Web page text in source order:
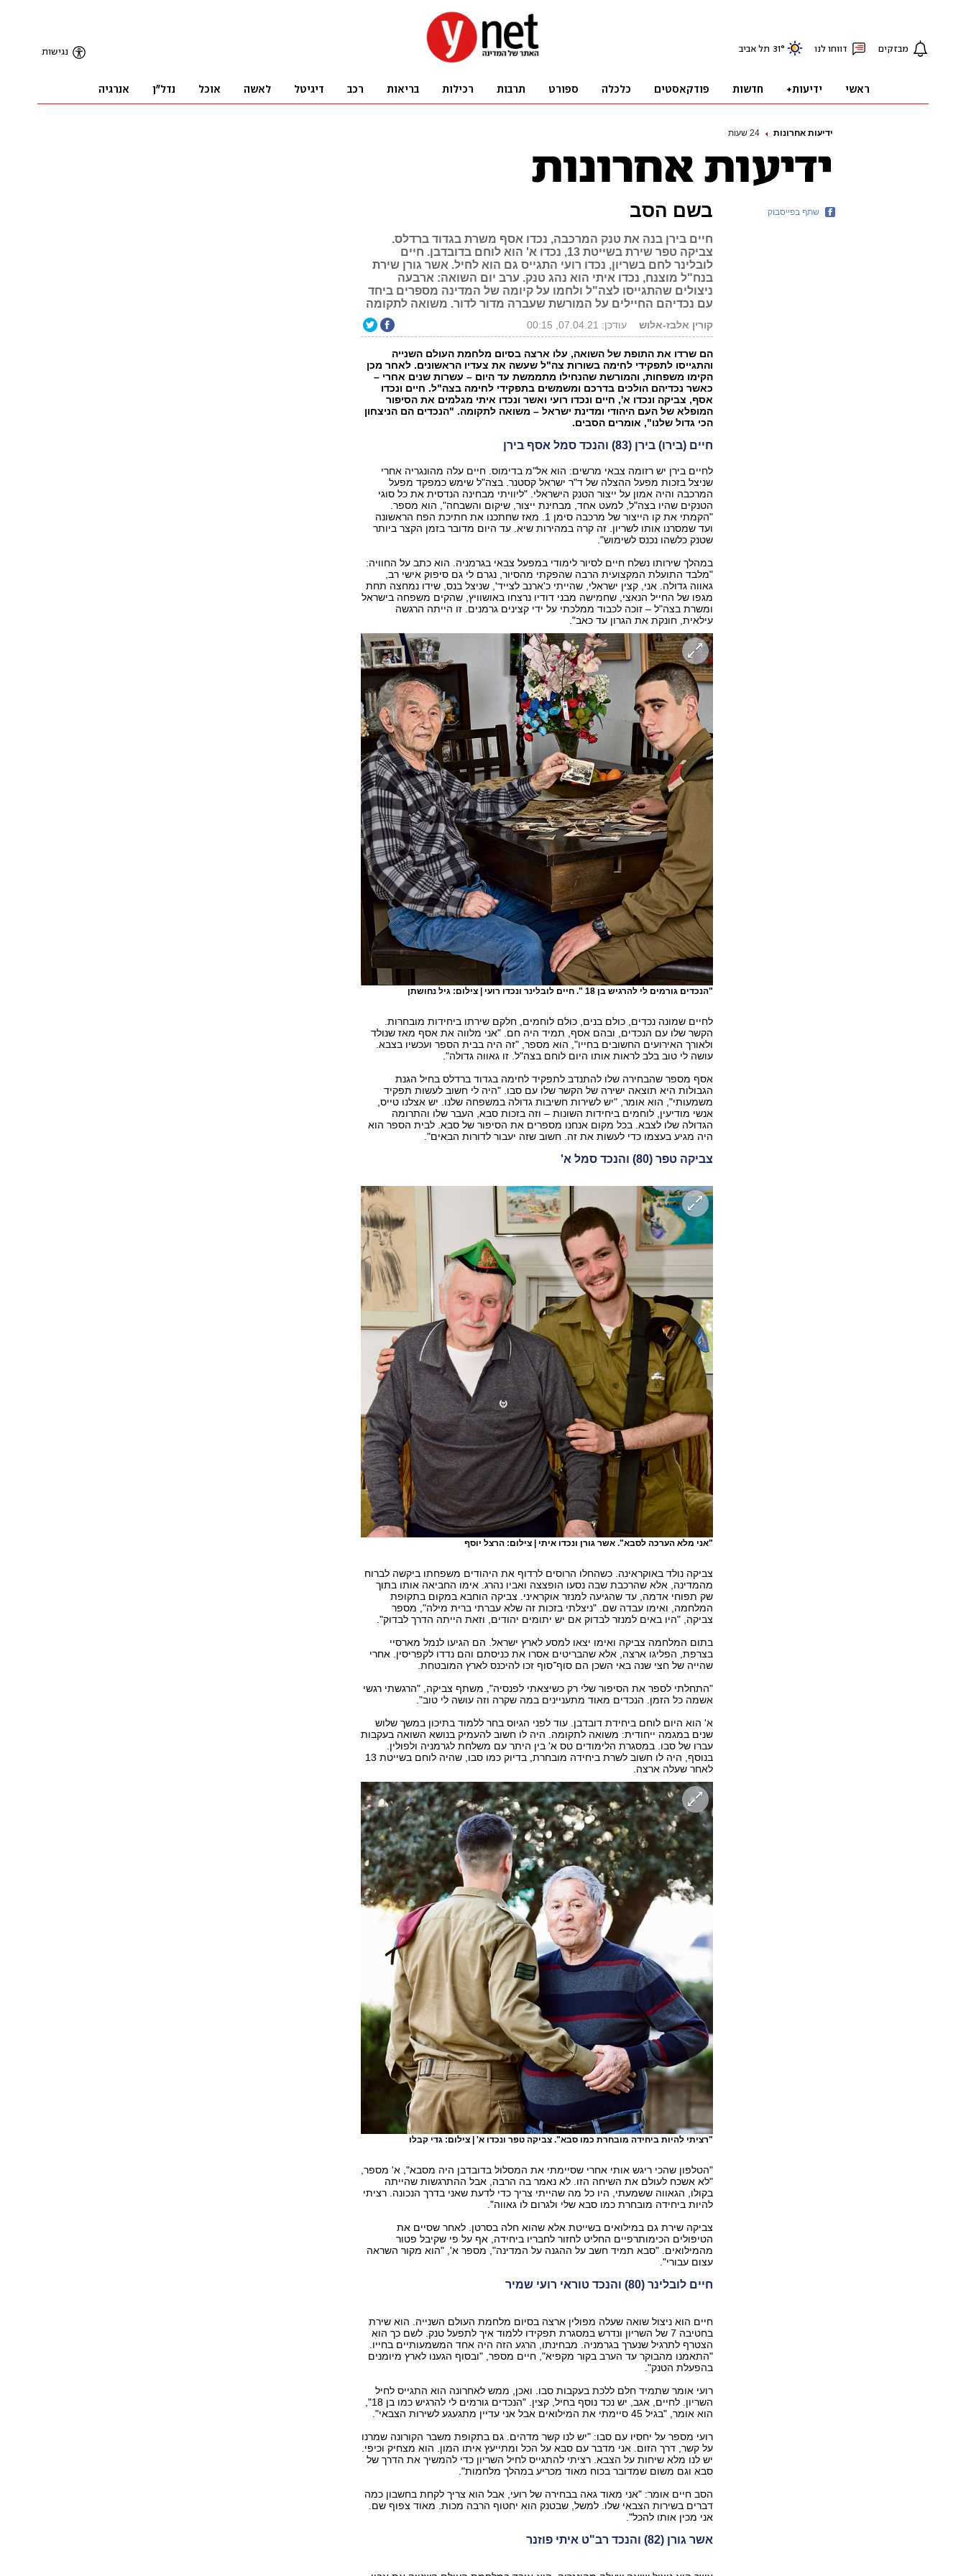
ידיעות אחרונות 24 שעות
בשם הסב
חיים בירן בנה את טנק המרכבה, נכדו אסף משרת בגדוד ברדלס.
צביקה טפר שירת בשייטת 13, נכדו א' הוא לוחם בדובדבן. חיים
לובלינר לחם בשריון, נכדו רועי התגייס גם הוא לחיל. אשר גורן שירת
בנח"ל מוצנח, נכדו איתי הוא נהג טנק. ערב יום השואה: ארבעה
ניצולים שהתגייסו לצה"ל ולחמו על קיומה של המדינה מספרים ביחד
עם נכדיהם החיילים על המורשת שעברה מדור לדור. משואה לתקומה
קורין אלבז-אלוש עודכן: 07.04.21, 00:15
הם שרדו את התופת של השואה, עלו ארצה בסיום מלחמת העולם השנייה
והתגייסו לתפקידי לחימה בשורות צה"ל שעשה את צעדיו הראשונים. לאחר מכן
הקימו משפחות, והמורשת שהנחילו מתממשת עד היום – עשרות שנים אחרי –
כאשר נכדיהם הולכים בדרכם ומשמשים בתפקידי לחימה בצה"ל. חיים ונכדו
אסף, צביקה ונכדו א', חיים ונכדו רועי ואשר ונכדו איתי מגלמים את הסיפור
המופלא של העם היהודי ומדינת ישראל – משואה לתקומה. "הנכדים הם הניצחון
הכי גדול שלנו", אומרים הסבים.
חיים (בירו) בירן (83) והנכד סמל אסף בירן
לחיים בירן יש רזומה צבאי מרשים: הוא אל"מ בדימוס. חיים עלה מהונגריה אחרי
שניצל בזכות מפעל ההצלה של ד"ר ישראל קסטנר. בצה"ל שימש כמפקד מפעל
המרכבה והיה אמון על ייצור הטנק הישראלי. "ליוויתי מבחינה הנדסית את כל סוגי
הטנקים שהיו בצה"ל, למעט אחד, מבחינת ייצור, שיקום והשבחה", הוא מספר.
"הקמתי את קו הייצור של מרכבה סימן 1. מאז שחתכנו את חתיכת הפח הראשונה
ועד שמסרנו אותו לשריון. זה קרה במהירות שיא. עד היום מדובר בזמן הקצר ביותר
שטנק כלשהו נכנס לשימוש".
במהלך שירותו נשלח חיים לסיור לימודי במפעל צבאי בגרמניה. הוא כתב על החוויה:
"מלבד התועלת המקצועית הרבה שהפקתי מהסיור, נגרם לי גם סיפוק אישי רב,
גאווה גדולה. אני, קצין ישראלי, שהייתי כ'ארנב לצייד', שניצל בנס, שידו נמחצה תחת
מגפו של החייל הנאצי, שחמישה מבני דודיו נרצחו באושוויץ, שהקים משפחה בישראל
ומשרת בצה"ל – זוכה לכבוד ממלכתי על ידי קצינים גרמנים. זו הייתה הרגשה
עילאית, חונקת את הגרון עד כאב".
"הנכדים גורמים לי להרגיש בן 18 ". חיים לובלינר ונכדו רועי | צילום: גיל נחושתן
לחיים שמונה נכדים, כולם בנים, כולם לוחמים, חלקם שירתו ביחידות מובחרות.
הקשר שלו עם הנכדים, ובהם אסף, תמיד היה חם. "אני מלווה את אסף מאז שנולד
ולאורך האירועים החשובים בחייו", הוא מספר, "זה היה בבית הספר ועכשיו בצבא.
עושה לי טוב בלב לראות אותו היום לוחם בצה"ל. זו גאווה גדולה".
אסף מספר שהבחירה שלו להתנדב לתפקיד לחימה בגדוד ברדלס בחיל הגנת
הגבולות היא תוצאה ישירה של הקשר שלו עם סבו. "היה לי חשוב לעשות תפקיד
משמעותי", הוא אומר, "יש לשירות חשיבות גדולה במשפחה שלנו. יש אצלנו טייס,
אנשי מודיעין, לוחמים ביחידות השונות – וזה בזכות סבא, העבר שלו והתרומה
הגדולה שלו לצבא. בכל מקום אנחנו מספרים את הסיפור של סבא. לבית הספר הוא
היה מגיע בעצמו כדי לעשות את זה. חשוב שזה יעבור לדורות הבאים".
צביקה טפר (80) והנכד סמל א'
"אני מלא הערכה לסבא". אשר גורן ונכדו איתי | צילום: הרצל יוסף
צביקה נולד באוקראינה. כשהחלו הרוסים לרדוף את היהודים משפחתו ביקשה לברוח
מהמדינה, אלא שהרכבת שבה נסעו הופצצה ואביו נהרג. אימו החביאה אותו בתוך
שק תפוחי אדמה, עד שהגיעה למנזר אוקראיני. צביקה הוחבא במקום בתקופת
המלחמה, ואימו עבדה שם. "ניצלתי בזכות זה שלא עברתי ברית מילה", מספר
צביקה, "היו באים למנזר לבדוק אם יש יתומים יהודים, וזאת הייתה הדרך לבדוק".
בתום המלחמה צביקה ואימו יצאו למסע לארץ ישראל. הם הגיעו לנמל מארסיי
בצרפת, הפליגו ארצה, אלא שהבריטים אסרו את כניסתם והם נדדו לקפריסין. אחרי
שהייה של חצי שנה באי השכן הם סוף־סוף זכו להיכנס לארץ המובטחת.
"התחלתי לספר את הסיפור שלי רק כשיצאתי לפנסיה", משתף צביקה, "הרגשתי רגשי
אשמה כל הזמן. הנכדים מאוד מתעניינים במה שקרה וזה עושה לי טוב".
א' הוא היום לוחם ביחידת דובדבן. עוד לפני הגיוס בחר ללמוד בתיכון במשך שלוש
שנים במגמה ייחודית: משואה לתקומה. היה לו חשוב להעמיק בנושא השואה בעקבות
עברו של סבו. במסגרת הלימודים טס א' בין היתר עם משלחת לגרמניה ולפולין.
בנוסף, היה לו חשוב לשרת ביחידה מובחרת, בדיוק כמו סבו, שהיה לוחם בשייטת 13
לאחר שעלה ארצה.
"רציתי להיות ביחידה מובחרת כמו סבא". צביקה טפר ונכדו א' | צילום: גדי קבלו
"הטלפון שהכי ריגש אותי אחרי שסיימתי את המסלול בדובדבן היה מסבא", א' מספר,
"לא אשכח לעולם את השיחה הזו. לא נאמר בה הרבה, אבל ההתרגשות שהייתה
בקולו, הגאווה ששמעתי, היו כל מה שהייתי צריך כדי לדעת שאני בדרך הנכונה. רציתי
להיות ביחידה מובחרת כמו סבא שלי ולגרום לו גאווה".
צביקה שירת גם במילואים בשייטת אלא שהוא חלה בסרטן. לאחר שסיים את
הטיפולים הכימותרפיים החליט לחזור לחבריו ביחידה, אף על פי שקיבל פטור
מהמילואים. "סבא תמיד חשב על ההגנה על המדינה", מספר א', "הוא מקור השראה
עצום עבורי".
חיים לובלינר (80) והנכד טוראי רועי שמיר
חיים הוא ניצול שואה שעלה מפולין ארצה בסיום מלחמת העולם השנייה. הוא שירת
בחטיבה 7 של השריון ונדרש במסגרת תפקידו ללמוד איך לתפעל טנק. לשם כך הוא
הצטרף לתרגיל שנערך בגרמניה. מבחינתו, הרגע הזה היה אחד המשמעותיים בחייו.
"התאמנו מהבוקר עד הערב בקור מקפיא", חיים מספר, "ובסוף הגענו לארץ מיומנים
בהפעלת הטנק".
רועי אומר שתמיד חלם ללכת בעקבות סבו. ואכן, ממש לאחרונה הוא התגייס לחיל
השריון. לחיים, אגב, יש נכד נוסף בחיל, קצין. "הנכדים גורמים לי להרגיש כמו בן 18",
הוא אומר, "בגיל 45 סיימתי את המילואים אבל אני עדיין מתגעגע לשירות הצבאי".
רועי מספר על יחסיו עם סבו: "יש לנו קשר מדהים. גם בתקופת משבר הקורונה שמרנו
על קשר, דרך הזום. אני מדבר עם סבא על הכל ומתייעץ איתו המון. הוא מצחיק וכיפי.
יש לנו מלא שיחות על הצבא. רציתי להתגייס לחיל השריון כדי להמשיך את הדרך של
סבא וגם משום שמדובר בכוח מאוד מכריע במהלך מלחמות".
הסב חיים אומר: "אני מאוד גאה בבחירה של רועי, אבל הוא צריך לקחת בחשבון כמה
דברים בשירות הצבאי שלו. למשל, שבטנק הוא יחטוף הרבה מכות. מאוד צפוף שם.
אני מכין אותו להכל".
אשר גורן (82) והנכד רב"ט איתי פוזנר
שתף בפייסבוק